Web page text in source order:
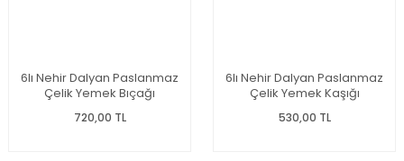
6lı Nehir Dalyan Paslanmaz
Çelik Yemek Bıçağı
720,00 TL
6lı Nehir Dalyan Paslanmaz
Çelik Yemek Kaşığı
530,00 TL